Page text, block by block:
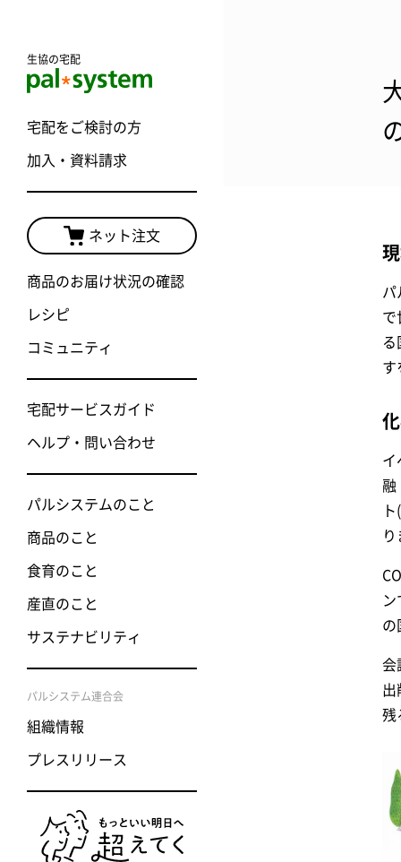
生協の宅配
宅配をご検討の方
加入・資料請求
ネット注文
商品のお届け状況の確認
レシピ
コミュニティ
宅配サービスガイド
ヘルプ・問い合わせ
パルシステムのこと
商品のこと
食育のこと
産直のこと
サステナビリティ
パルシステム連合会
組織情報
プレスリリース
パ
で
る
す
イ
融
り
の
会
出
残